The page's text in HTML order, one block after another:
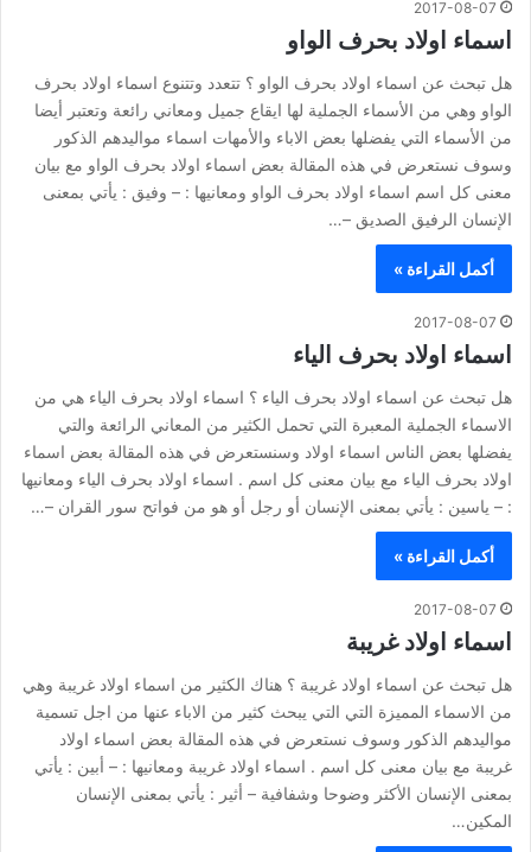
2017-08-07
اسماء اولاد بحرف الواو
هل تبحث عن اسماء اولاد بحرف الواو ؟ تتعدد وتتنوع اسماء اولاد بحرف
الواو وهي من الأسماء الجملية لها ايقاع جميل ومعاني رائعة وتعتبر أيضا
من الأسماء التي يفضلها بعض الاباء والأمهات اسماء مواليدهم الذكور
وسوف نستعرض في هذه المقالة بعض اسماء اولاد بحرف الواو مع بيان
معنى كل اسم اسماء اولاد بحرف الواو ومعانيها : – وفيق : يأتي بمعنى
الإنسان الرفيق الصديق –…
أكمل القراءة »
2017-08-07
اسماء اولاد بحرف الياء
هل تبحث عن اسماء اولاد بحرف الياء ؟ اسماء اولاد بحرف الياء هي من
الاسماء الجملية المعبرة التي تحمل الكثير من المعاني الرائعة والتي
يفضلها بعض الناس اسماء اولاد وسنستعرض في هذه المقالة بعض اسماء
اولاد بحرف الياء مع بيان معنى كل اسم . اسماء اولاد بحرف الياء ومعانيها
: – ياسين : يأتي بمعنى الإنسان أو رجل أو هو من فواتح سور القران –…
أكمل القراءة »
2017-08-07
اسماء اولاد غريبة
هل تبحث عن اسماء اولاد غريبة ؟ هناك الكثير من اسماء اولاد غريبة وهي
من الاسماء المميزة التي التي يبحث كثير من الاباء عنها من اجل تسمية
مواليدهم الذكور وسوف نستعرض في هذه المقالة بعض اسماء اولاد
غريبة مع بيان معنى كل اسم . اسماء اولاد غريبة ومعانيها : – أبين : يأتي
بمعنى الإنسان الأكثر وضوحا وشفافية – أثير : يأتي بمعنى الإنسان
المكين…